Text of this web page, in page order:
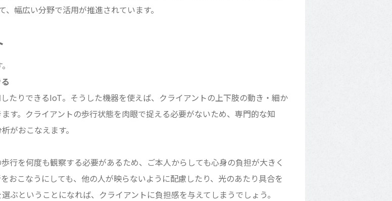
幅広い分野で活用が推進されています。
たりできるIoT。そうした機器を使えば、クライアントの上下肢の動き・細か
す。クライアントの歩行状態を肉眼で捉える必要がないため、専門的な知
がおこなえます。
行を何度も観察する必要があるため、ご本人からしても心身の負担が大きく
おこなうにしても、他の人が映らないように配慮したり、光のあたり具合を
ぶということになれば、クライアントに負担感を与えてしまうでしょう。